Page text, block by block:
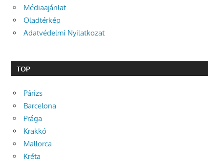
Médiaajánlat
Oladtérkép
Adatvédelmi Nyilatkozat
TOP
Párizs
Barcelona
Prága
Krakkó
Mallorca
Kréta